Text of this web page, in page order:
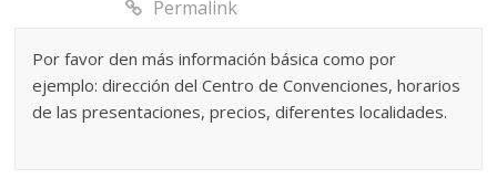
Permalink
Por favor den más información básica como por
ejemplo: dirección del Centro de Convenciones, horarios
de las presentaciones, precios, diferentes localidades.